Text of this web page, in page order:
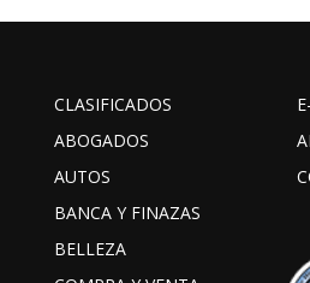
CLASIFICADOS
ABOGADOS
AUTOS
BANCA Y FINAZAS
BELLEZA